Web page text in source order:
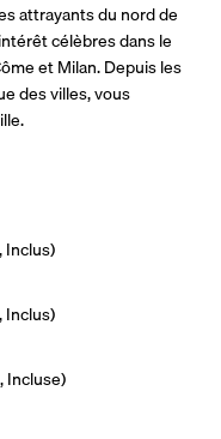
attrayants du nord de
célèbres dans le
et Milan. Depuis les
des villes, vous
Inclus)
Inclus)
Incluse)